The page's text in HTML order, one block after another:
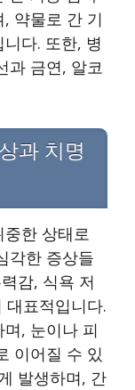
약물로 간 기
다. 또한, 병
과 금연, 알코
과 치명
한 상태로
각한 증상들
감, 식욕 저
표적입니다.
, 눈이나 피
이어질 수 있
발생하며, 간